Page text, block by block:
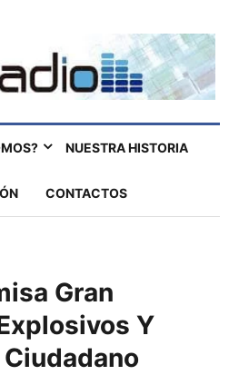
NUESTRA HISTORIA
CONTACTOS
Gran
Y